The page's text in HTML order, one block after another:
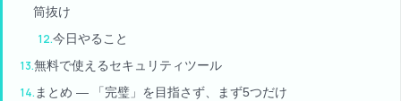
筒抜け
今日やること
無料で使えるセキュリティツール
まとめ — 「完璧」を目指さず、まず5つだけ